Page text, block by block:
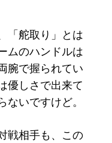
「舵取り」とは
ムのハンドルは
腕で握られてい
優しさで出来て
いですけど。
戦相手も、この